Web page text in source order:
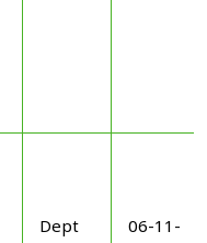
Dept
06-11-